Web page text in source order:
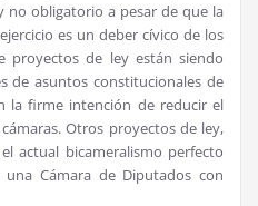
no obligatorio a pesar de que la
es un deber cívico de los
proyectos de ley están siendo
de asuntos constitucionales de
la firme intención de reducir el
Otros proyectos de ley,
actual bicameralismo perfecto
Cámara de Diputados con